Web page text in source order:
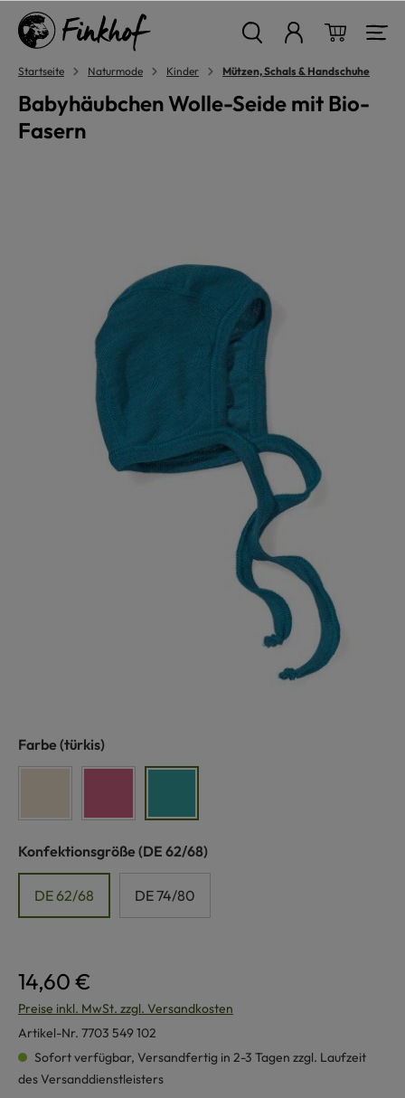
springen
Startseite Naturmode Kinder Mützen, Schals & Handschuhe
Babyhäubchen Wolle-Seide mit Bio-
Fasern
Farbe auswählen
(türkis)
Konfektionsgröße auswählen
(DE 62/68)
DE 62/68 DE 74/80
14,60 €
Preise inkl. MwSt. zzgl. Versandkosten
Artikel-Nr. 7703 549 102
Sofort verfügbar, Versandfertig in 2-3 Tagen zzgl. Laufzeit
des Versanddienstleisters